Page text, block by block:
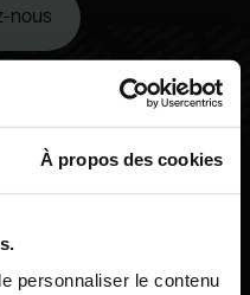
À propos des cookies
personnaliser le contenu
nous